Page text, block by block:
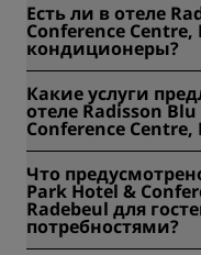
Есть ли в отеле
Conference Centre,
кондиционеры?
Dresden Radebeul
Какие услуги
отеле Radisson
Conference Centre,
Conference Centre,
Бесплатный вайфай,
Парковка, Спа-салон,
ограниченными
Что
Park Hotel &
Radebeul для
потребностями?